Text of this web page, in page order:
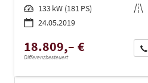
Leistung 133 kW (181 PS) Kilometerstand
24.05.2019
18.809,– €
Differenzbesteuert